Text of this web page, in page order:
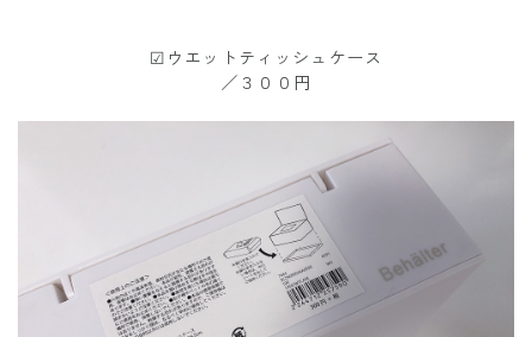
☑︎ウエットティッシュケース
／３００円